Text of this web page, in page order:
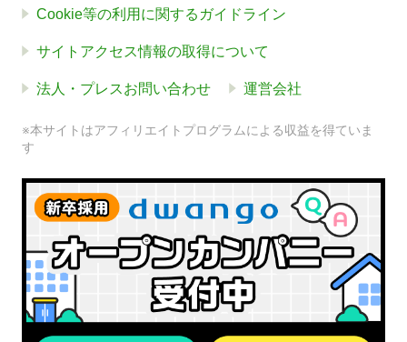
Cookie等の利用に関するガイドライン
サイトアクセス情報の取得について
法人・プレスお問い合わせ 運営会社
※本サイトはアフィリエイトプログラムによる収益を得ていま
す